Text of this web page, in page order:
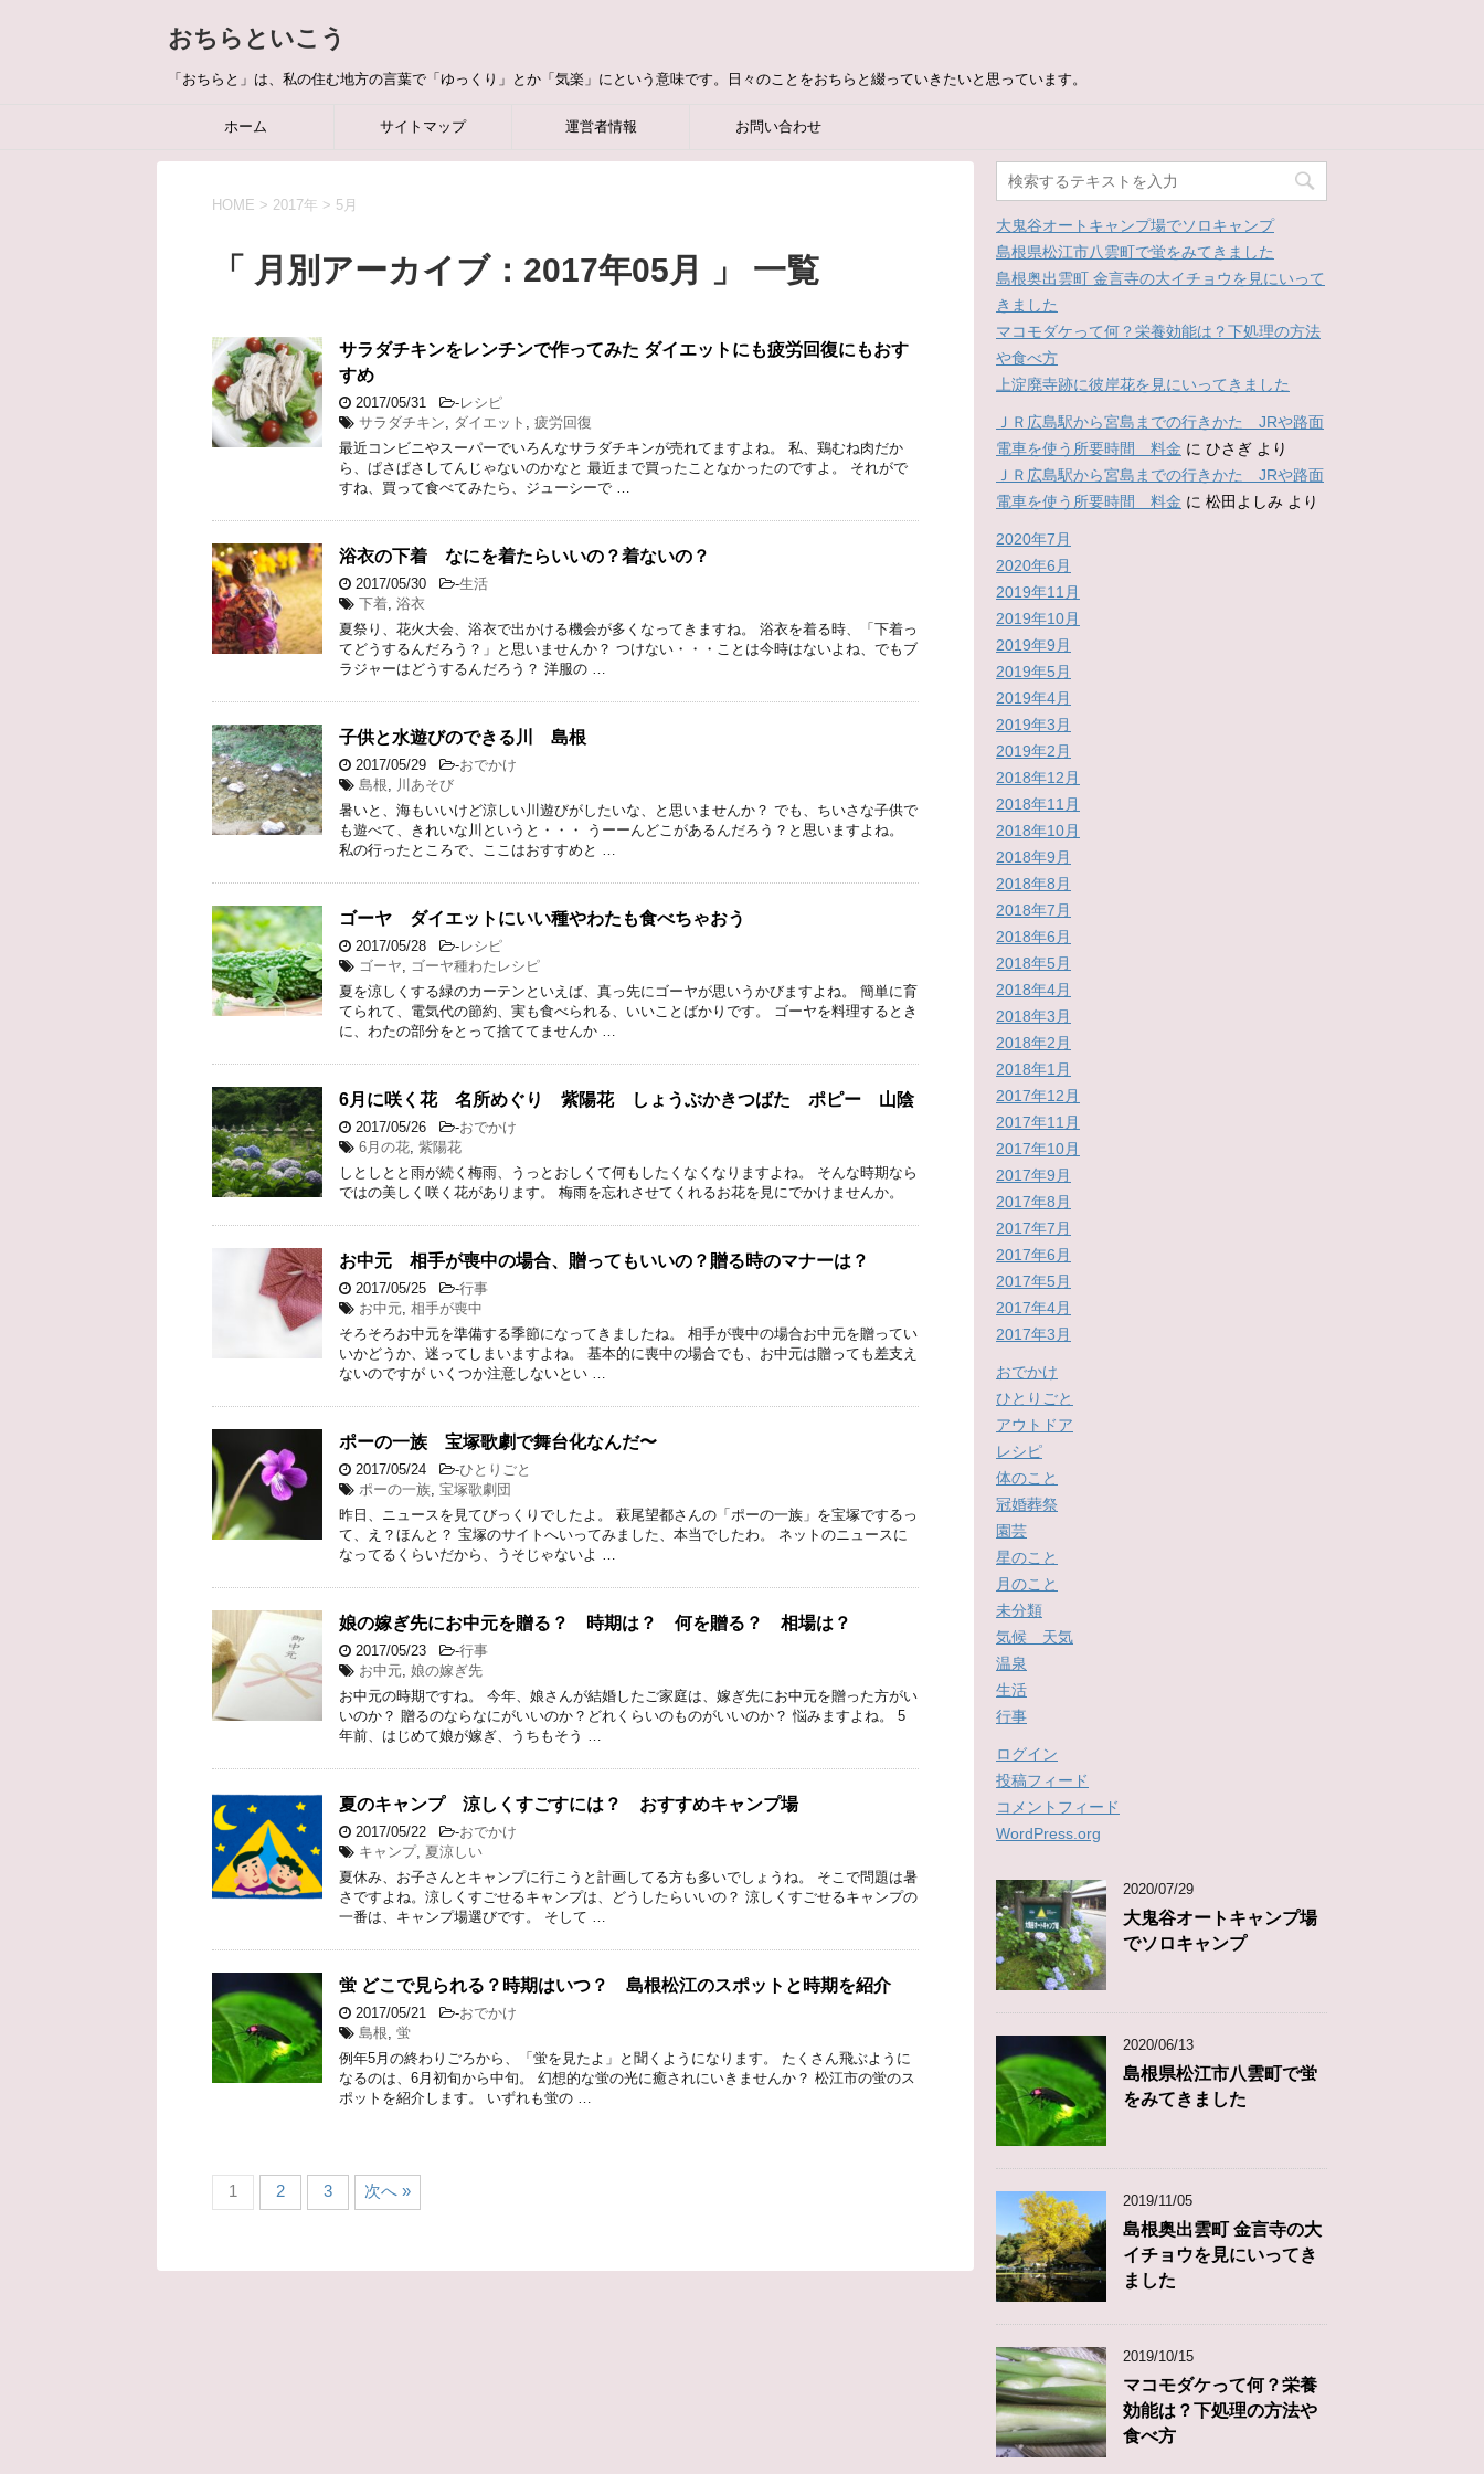
おちらといこう
「おちらと」は、私の住む地方の言葉で「ゆっくり」とか「気楽」にという意味です。日々のことをおちらと綴っていきたいと思っています。
ホーム サイトマップ 運営者情報 お問い合わせ
HOME > 2017年 > 5月
「 月別アーカイブ：2017年05月 」 一覧
サラダチキンをレンチンで作ってみた ダイエットにも疲労回復にもおす
すめ
2017/05/31 -レシピ
サラダチキン, ダイエット , 疲労回復
最近コンビニやスーパーでいろんなサラダチキンが売れてますよね。 私、鶏むね肉だか
ら、ぱさぱさしてんじゃないのかなと 最近まで買ったことなかったのですよ。 それがで
すね、買って食べてみたら、ジューシーで …
浴衣の下着 なにを着たらいいの？着ないの？
2017/05/30 -生活
下着, 浴衣
夏祭り、花火大会、浴衣で出かける機会が多くなってきますね。 浴衣を着る時、「下着っ
てどうするんだろう？」と思いませんか？ つけない・・・ことは今時はないよね、でもブ
ラジャーはどうするんだろう？ 洋服の …
子供と水遊びのできる川 島根
2017/05/29 -おでかけ
島根, 川あそび
暑いと、海もいいけど涼しい川遊びがしたいな、と思いませんか？ でも、ちいさな子供で
も遊べて、きれいな川というと・・・ うーーんどこがあるんだろう？と思いますよね。
私の行ったところで、ここはおすすめと …
ゴーヤ ダイエットにいい種やわたも食べちゃおう
2017/05/28 -レシピ
ゴーヤ, ゴーヤ種わたレシピ
夏を涼しくする緑のカーテンといえば、真っ先にゴーヤが思いうかびますよね。 簡単に育
てられて、電気代の節約、実も食べられる、いいことばかりです。 ゴーヤを料理するとき
に、わたの部分をとって捨ててませんか …
6月に咲く花 名所めぐり 紫陽花 しょうぶかきつばた ポピー 山陰
2017/05/26 -おでかけ
6月の花, 紫陽花
しとしとと雨が続く梅雨、うっとおしくて何もしたくなくなりますよね。 そんな時期なら
ではの美しく咲く花があります。 梅雨を忘れさせてくれるお花を見にでかけませんか。
お中元 相手が喪中の場合、贈ってもいいの？贈る時のマナーは？
2017/05/25 -行事
お中元, 相手が喪中
そろそろお中元を準備する季節になってきましたね。 相手が喪中の場合お中元を贈ってい
いかどうか、迷ってしまいますよね。 基本的に喪中の場合でも、お中元は贈っても差支え
ないのですが いくつか注意しないとい …
ポーの一族 宝塚歌劇で舞台化なんだ〜
2017/05/24 -ひとりごと
ポーの一族, 宝塚歌劇団
昨日、ニュースを見てびっくりでしたよ。 萩尾望都さんの「ポーの一族」を宝塚でするっ
て、え？ほんと？ 宝塚のサイトへいってみました、本当でしたわ。 ネットのニュースに
なってるくらいだから、うそじゃないよ …
娘の嫁ぎ先にお中元を贈る？ 時期は？ 何を贈る？ 相場は？
2017/05/23 -行事
お中元, 娘の嫁ぎ先
お中元の時期ですね。 今年、娘さんが結婚したご家庭は、嫁ぎ先にお中元を贈った方がい
いのか？ 贈るのならなにがいいのか？どれくらいのものがいいのか？ 悩みますよね。 5
年前、はじめて娘が嫁ぎ、うちもそう …
夏のキャンプ 涼しくすごすには？ おすすめキャンプ場
2017/05/22 -おでかけ
キャンプ, 夏涼しい
夏休み、お子さんとキャンプに行こうと計画してる方も多いでしょうね。 そこで問題は暑
さですよね。涼しくすごせるキャンプは、どうしたらいいの？ 涼しくすごせるキャンプの
一番は、キャンプ場選びです。 そして …
蛍 どこで見られる？時期はいつ？ 島根松江のスポットと時期を紹介
2017/05/21 -おでかけ
島根, 蛍
例年5月の終わりごろから、「蛍を見たよ」と聞くようになります。 たくさん飛ぶように
なるのは、6月初旬から中旬。 幻想的な蛍の光に癒されにいきませんか？ 松江市の蛍のス
ポットを紹介します。 いずれも蛍の …
1 2 3 次へ »
大鬼谷オートキャンプ場でソロキャンプ
島根県松江市八雲町で蛍をみてきました
島根奥出雲町 金言寺の大イチョウを見にいって
きました
マコモダケって何？栄養効能は？下処理の方法
や食べ方
上淀廃寺跡に彼岸花を見にいってきました
ＪＲ広島駅から宮島までの行きかた JRや路面
電車を使う所要時間 料金 に ひさぎ より
ＪＲ広島駅から宮島までの行きかた JRや路面
電車を使う所要時間 料金 に 松田よしみ より
2020年7月
2020年6月
2019年11月
2019年10月
2019年9月
2019年5月
2019年4月
2019年3月
2019年2月
2018年12月
2018年11月
2018年10月
2018年9月
2018年8月
2018年7月
2018年6月
2018年5月
2018年4月
2018年3月
2018年2月
2018年1月
2017年12月
2017年11月
2017年10月
2017年9月
2017年8月
2017年7月
2017年6月
2017年5月
2017年4月
2017年3月
おでかけ
ひとりごと
アウトドア
レシピ
体のこと
冠婚葬祭
園芸
星のこと
月のこと
未分類
気候 天気
温泉
生活
行事
ログイン
投稿フィード
コメントフィード
WordPress.org
2020/07/29
大鬼谷オートキャンプ場
でソロキャンプ
2020/06/13
島根県松江市八雲町で蛍
をみてきました
2019/11/05
島根奥出雲町 金言寺の大
イチョウを見にいってき
ました
2019/10/15
マコモダケって何？栄養
効能は？下処理の方法や
食べ方